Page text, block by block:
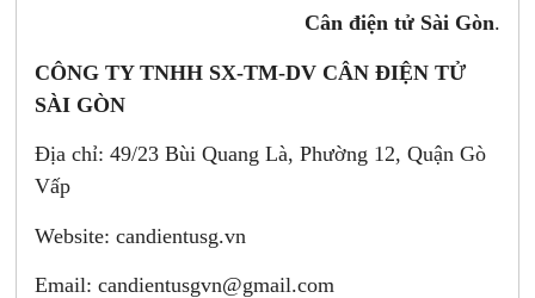
Cân điện tử Sài Gòn.
CÔNG TY TNHH SX-TM-DV CÂN ĐIỆN TỬ
SÀI GÒN
Địa chỉ: 49/23 Bùi Quang Là, Phường 12, Quận Gò
Vấp
Website: candientusg.vn
Email:candientusgvn@gmail.com